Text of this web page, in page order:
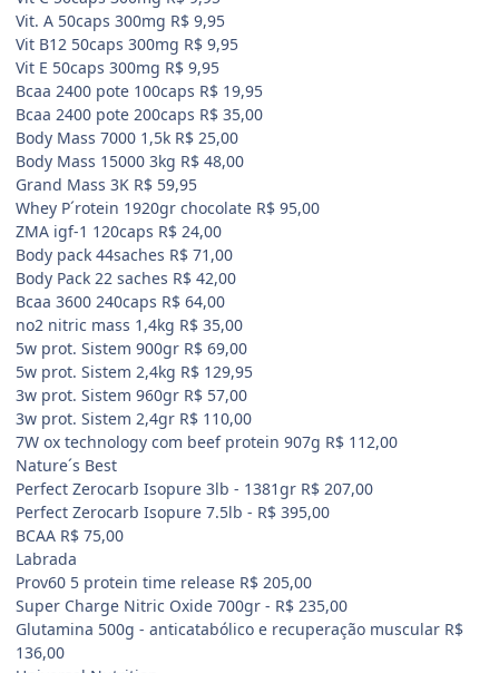
Vit. A 50caps 300mg R$ 9,95
Vit B12 50caps 300mg R$ 9,95
Vit E 50caps 300mg R$ 9,95
Bcaa 2400 pote 100caps R$ 19,95
Bcaa 2400 pote 200caps R$ 35,00
Body Mass 7000 1,5k R$ 25,00
Body Mass 15000 3kg R$ 48,00
Grand Mass 3K R$ 59,95
Whey P´rotein 1920gr chocolate R$ 95,00
ZMA igf-1 120caps R$ 24,00
Body pack 44saches R$ 71,00
Body Pack 22 saches R$ 42,00
Bcaa 3600 240caps R$ 64,00
no2 nitric mass 1,4kg R$ 35,00
5w prot. Sistem 900gr R$ 69,00
5w prot. Sistem 2,4kg R$ 129,95
3w prot. Sistem 960gr R$ 57,00
3w prot. Sistem 2,4gr R$ 110,00
7W ox technology com beef protein 907g R$ 112,00
Nature´s Best
Perfect Zerocarb Isopure 3lb - 1381gr R$ 207,00
Perfect Zerocarb Isopure 7.5lb - R$ 395,00
BCAA R$ 75,00
Labrada
Prov60 5 protein time release R$ 205,00
Super Charge Nitric Oxide 700gr - R$ 235,00
Glutamina 500g - anticatabólico e recuperação muscular R$
136,00